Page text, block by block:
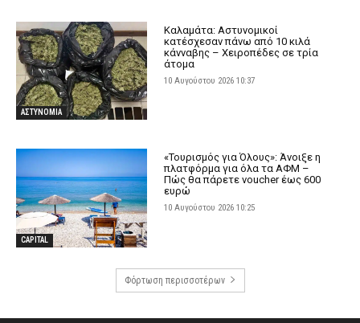
ΑΣΤΥΝΟΜΙΑ
Καλαμάτα: Αστυνομικοί
κατέσχεσαν πάνω από 10 κιλά
κάνναβης – Χειροπέδες σε τρία
άτομα
10 Αυγούστου 2026 10:37
CAPITAL
«Τουρισμός για Όλους»: Άνοιξε η
πλατφόρμα για όλα τα ΑΦΜ –
Πώς θα πάρετε voucher έως 600
ευρώ
10 Αυγούστου 2026 10:25
Φόρτωση περισσοτέρων